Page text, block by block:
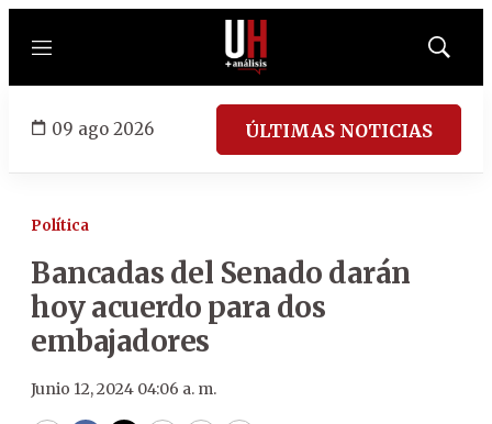
Menú
Mostrar
09 ago 2026 ÚLTIMAS NOTICIAS
Política
Bancadas del Senado darán
hoy acuerdo para dos
embajadores
Junio 12, 2024 04:06 a. m.